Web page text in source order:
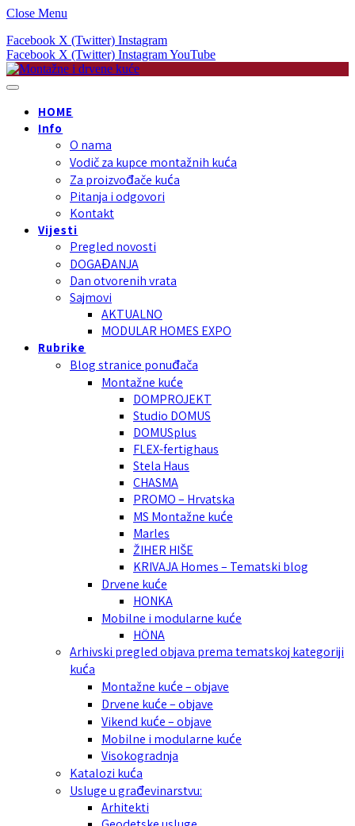
Close Menu
Facebook X (Twitter) Instagram
Facebook X (Twitter) InstagramYouTube
HOME
Info
O nama
Vodič za kupce montažnih kuća
Za proizvođače kuća
Pitanja i odgovori
Kontakt
Vijesti
Pregled novosti
DOGAĐANJA
Dan otvorenih vrata
Sajmovi
AKTUALNO
MODULAR HOMES EXPO
Rubrike
Blog stranice ponuđača
Montažne kuće
DOMPROJEKT
Studio DOMUS
DOMUSplus
FLEX-fertighaus
Stela Haus
CHASMA
PROMO – Hrvatska
MS Montažne kuće
Marles
ŽIHER HIŠE
KRIVAJA Homes – Tematski blog
Drvene kuće
HONKA
Mobilne i modularne kuće
HÖNA
Arhivski pregled objava prema tematskoj kategoriji
kuća
Montažne kuće – objave
Drvene kuće – objave
Vikend kuće – objave
Mobilne i modularne kuće
Visokogradnja
Katalozi kuća
Usluge u građevinarstvu:
Arhitekti